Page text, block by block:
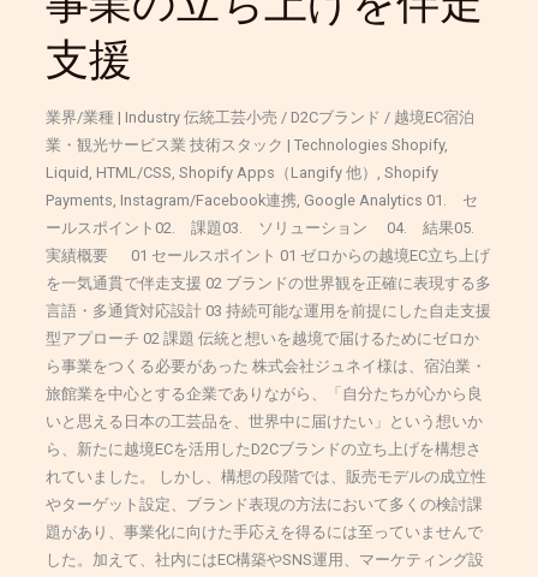
支援
業界/業種 | Industry 伝統工芸小売 / D2Cブランド / 越境EC宿泊
業・観光サービス業 技術スタック | Technologies Shopify,
Liquid, HTML/CSS, Shopify Apps（Langify 他）, Shopify
Payments, Instagram/Facebook連携, Google Analytics 01. セ
ールスポイント02. 課題03. ソリューション 04. 結果05.
実績概要 01 セールスポイント 01 ゼロからの越境EC立ち上げ
を一気通貫で伴走支援 02 ブランドの世界観を正確に表現する多
言語・多通貨対応設計 03 持続可能な運用を前提にした自走支援
型アプローチ 02 課題 伝統と想いを越境で届けるためにゼロか
ら事業をつくる必要があった 株式会社ジュネイ様は、宿泊業・
旅館業を中心とする企業でありながら、「自分たちが心から良
いと思える日本の工芸品を、世界中に届けたい」という想いか
ら、新たに越境ECを活用したD2Cブランドの立ち上げを構想さ
れていました。 しかし、構想の段階では、販売モデルの成立性
やターゲット設定、ブランド表現の方法において多くの検討課
題があり、事業化に向けた手応えを得るには至っていませんで
した。加えて、社内にはEC構築やSNS運用、マーケティング設
げ
を
伴
走
支